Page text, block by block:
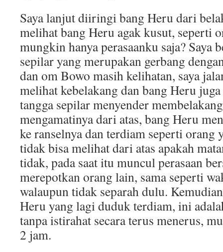
Saya lanjut diiringi bang Heru dari
melihat bang Heru agak kusut, seperti
mungkin hanya perasaanku saja? Saya
sepilar yang merupakan gerbang
dan om Bowo masih kelihatan, saya
melihat kebelakang dan bang Heru
tangga sepilar menyender
mengamatinya dari atas, bang Heru
ke ranselnya dan terdiam seperti orang
tidak bisa melihat dari atas apakah
tidak, pada saat itu muncul perasaan
merepotkan orang lain, sama seperti
walaupun tidak separah dulu.
Heru yang lagi duduk terdiam, ini
tanpa istirahat secara terus menerus,
2 jam.